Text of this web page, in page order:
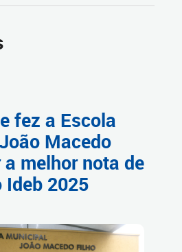
fez a Escola
Macedo
melhor nota de
Ideb 2025